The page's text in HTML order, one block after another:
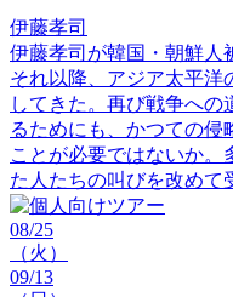
伊藤孝司
伊藤孝司が韓国・朝鮮人
それ以降、アジア太平洋
してきた。再び戦争へ
るためにも、かつての侵
ことが必要ではないか。
た人たちの叫びを改め
08/25
（火）
09/13